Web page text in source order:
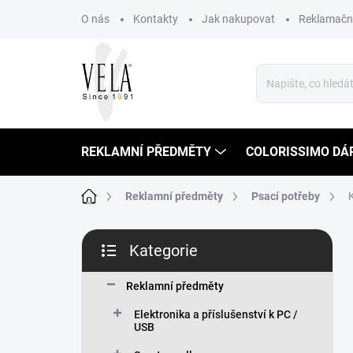
O nás Kontakty Jak nakupovat
REKLAMNÍ PŘEDMĚTY COLORISSIMO
Domů Reklamní předměty Psací potřeby
P
s
kategorie
Kategorie
Reklamní předměty
Elektronika a příslušenství k PC /
USB